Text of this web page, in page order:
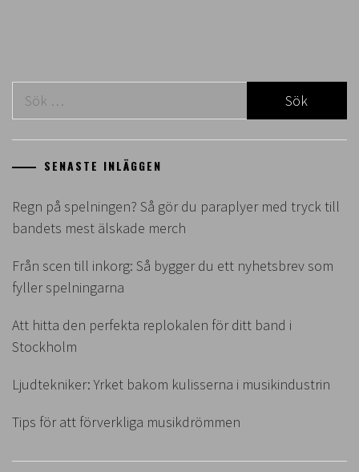
Sök
SENASTE INLÄGGEN
Regn på spelningen? Så gör du paraplyer med tryck till
bandets mest älskade merch
Från scen till inkorg: Så bygger du ett nyhetsbrev som
fyller spelningarna
Att hitta den perfekta replokalen för ditt band i
Stockholm
Ljudtekniker: Yrket bakom kulisserna i musikindustrin
Tips för att förverkliga musikdrömmen